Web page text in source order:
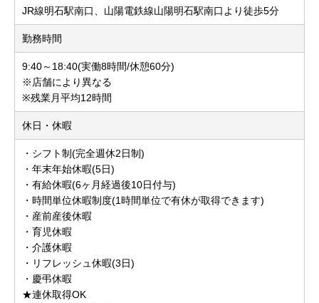
JR線明石駅南口、山陽電鉄線山陽明石駅南口より徒歩5分
勤務時間
9:40～18:40(実働8時間/休憩60分)
※店舗により異なる
※残業月平均12時間
休日・休暇
・シフト制(完全週休2日制)
・年末年始休暇(5日)
・有給休暇(6ヶ月経過後10日付与)
・時間単位休暇制度(1時間単位で有休が取得できます)
・産前産後休暇
・育児休暇
・介護休暇
・リフレッシュ休暇(3日)
・慶弔休暇
★連休取得OK